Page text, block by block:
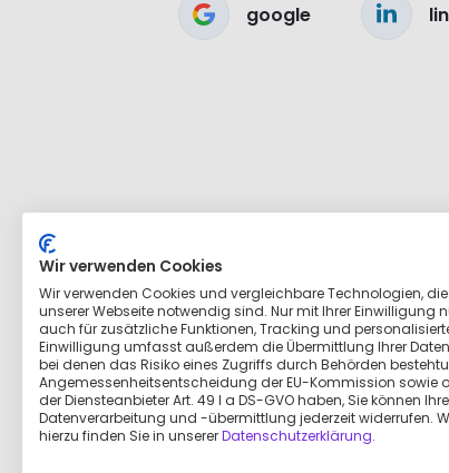
google
Wir verwenden Cookies
Wir verwenden Cookies und vergleichbare Technologien,
unserer Webseite notwendig sind. Nur mit Ihrer Einwilligung
auch für zusätzliche Funktionen, Tracking und
Einwilligung umfasst außerdem die Übermittlung Ihrer
bei denen das Risiko eines Zugriffs durch Behörden
Angemessenheitsentscheidung der EU-Kommission sowie
der Diensteanbieter Art. 49 I a DS-GVO haben, Sie können
Datenverarbeitung und -übermittlung jederzeit widerrufen.
hierzu finden Sie in unsererDatenschutzerklärung.